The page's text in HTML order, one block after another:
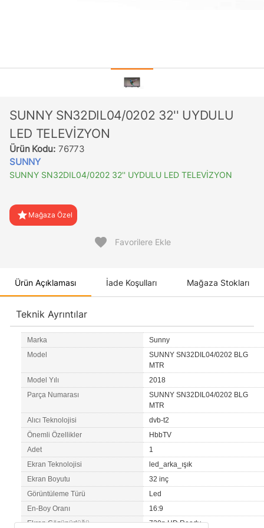
SUNNY SN32DIL04/0202 32'' UYDULU
LED TELEVİZYON
Ürün Kodu: 76773
SUNNY
SUNNY SN32DIL04/0202 32'' UYDULU LED TELEVİZYON
star Mağaza Özel
favorite Favorilere Ekle
Ürün Açıklaması İade Koşulları Mağaza Stokları
Teknik Ayrıntılar
Marka
Sunny
Model
SUNNY SN32DIL04/0202 BLG
MTR
Model Yılı
2018
Parça Numarası
SUNNY SN32DIL04/0202 BLG
MTR
Alıcı Teknolojisi
dvb-t2
Önemli Özellikler
HbbTV
Adet
1
Ekran Teknolojisi
led_arka_ışık
Ekran Boyutu
32 inç
Görüntüleme Türü
Led
En-Boy Oranı
16:9
Ekran Çözünürlüğü
720p HD Ready